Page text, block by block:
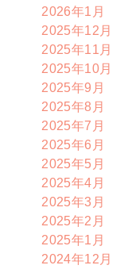
2026年1月
2025年12月
2025年11月
2025年10月
2025年9月
2025年8月
2025年7月
2025年6月
2025年5月
2025年4月
2025年3月
2025年2月
2025年1月
2024年12月